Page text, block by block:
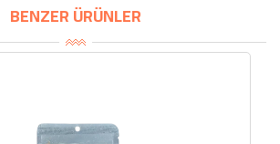
BENZER ÜRÜNLER